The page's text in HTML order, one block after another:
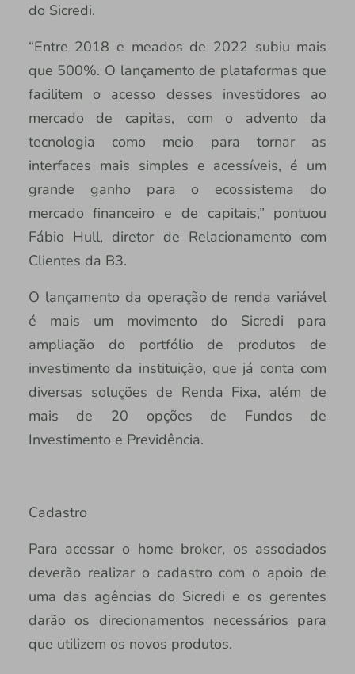
do Sicredi.
“Entre 2018 e meados de 2022 subiu mais
que 500%. O lançamento de plataformas que
facilitem o acesso desses investidores ao
mercado de capitas, com o advento da
tecnologia como meio para tornar as
interfaces mais simples e acessíveis, é um
grande ganho para o ecossistema do
mercado financeiro e de capitais,” pontuou
Fábio Hull, diretor de Relacionamento com
Clientes da B3.
O lançamento da operação de renda variável
é mais um movimento do Sicredi para
ampliação do portfólio de produtos de
investimento da instituição, que já conta com
diversas soluções de Renda Fixa, além de
mais de 20 opções de Fundos de
Investimento e Previdência.
Cadastro
Para acessar o home broker, os associados
deverão realizar o cadastro com o apoio de
uma das agências do Sicredi e os gerentes
darão os direcionamentos necessários para
que utilizem os novos produtos.